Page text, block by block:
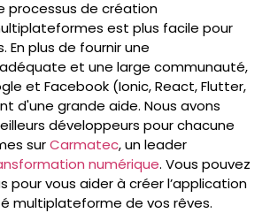
processus de création
est plus facile pour
En plus de fournir une
et une large communauté,
et Facebook (Ionic, React, Flutter,
d'une grande aide. Nous avons
développeurs pour chacune
surCarmatec, un leader
numérique. Vous pouvez
pour vous aider à créer l’application
multiplateforme de vos rêves.